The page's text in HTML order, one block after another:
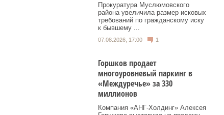
Прокуратура Муслюмовского
района увеличила размер исковых
требований по гражданскому иску
к бывшему ...
07.08.2026, 17:00 1
Горшков продает
многоуровневый паркинг в
«Междуречье» за 330
миллионов
Компания «АНГ-Холдинг» Алексея